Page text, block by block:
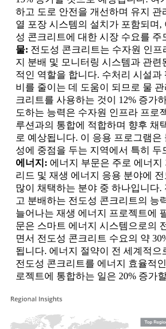
하고 도로 안전을 개선하며 유지 관
열 포장 시스템의 설치가 포함되며,
성 콘크리트에 대한 시장 수요를 주
물: 전도성 콘크리트는 수자원 인프
지 분배 및 모니터링 시스템과 관련
적인 역할을 합니다. 수처리 시설과
비를 줄이는 데 도움이 되므로 물
크리트를 사용하는 것이 12% 증가
도하는 능력은 수자원 인프라 프로
루션과의 통합에 적합하며 향후 채
로 예상됩니다. 이 응용 프로그램은
성에 중점을 두는 지역에서 특히 두
에너지: 에너지 부문은 주로 에너지
리드 및 재생 에너지 응용 분야에
많이 채택하는 분야 중 하나입니다.
고 분배하는 전도성 콘크리트의 능
늘어나는 재생 에너지 프로젝트에
문은 스마트 에너지 시스템으로의
면서 전도성 콘크리트 수요의 약
됩니다. 에너지 절약이 전 세계적으
전도성 콘크리트를 에너지 효율적
로젝트에 통합하는 일은 20% 증가